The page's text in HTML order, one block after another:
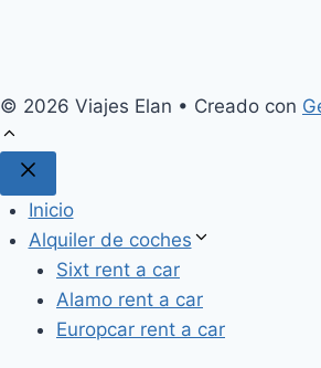
© 2026 Viajes Elan • Creado con
Cerrar
Inicio
Alquiler de coches
Sixt rent a car
Alamo rent a car
Europcar rent a car